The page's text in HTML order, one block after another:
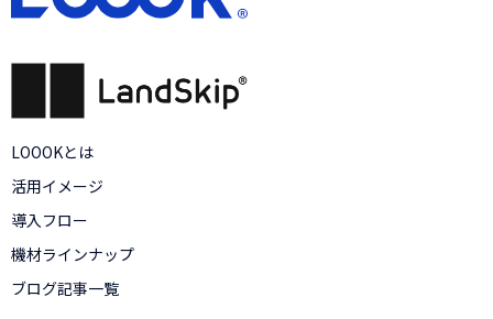
LOOOKとは
活用イメージ
導入フロー
機材ラインナップ
ブログ記事一覧